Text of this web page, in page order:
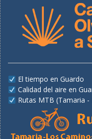
El tiempo en Guardo
Calidad del aire en
Rutas MTB (Tamaria